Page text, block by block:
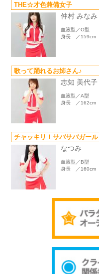
THE☆才色兼備女子
仲村 みなみ
血液型／O型
身長 ／159cm
歌って踊れるお姉さん♪
志知 美代子
血液型／A型
身長 ／162cm
チャッキリ！サバサバガール
なつみ
血液型／B型
身長 ／160cm